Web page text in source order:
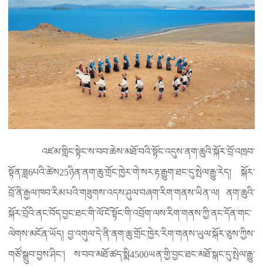
འཛམ་གླིང་སྟེང་ས་བབ་ཆེས་མཐོ་བའི་སྟོང་འདུས་ནག་ཆུའི་སྐོར་བྲོ་འཁྲབ་
སྟོན་ཟླ6པའི་ཚེས25ཉིན་ནག་ཆུ་གྲོང་ཁྱེར་གེ་སར་རྟ་རྒྱུག་ཐང་དུ་སྤེལ་རྒྱུ་རེད། སྐོར་
བྲོ་ནི་རྒྱལ་ཁབ་རིམ་པའི་གཟུགས་འདས་ཤུལ་བཞག་རིག་གནས་ཡིན་ལ། ནག་ཆུའི་
སྐོར་བྲོའི་ནང་བོད་བྱང་ཐང་གི་ལོ་ངོ་སྟོང་གི་འབྲོག་ལས་རིག་གནས་ཀྱི་ནང་དོན་གང་
ལེགས་མངོན་ཡོད། བྱ་འགུལ་དེ་ནི་ནག་ཆུ་གྲོང་ཁྱེར་རིག་གནས་ཡུལ་སྐོར་ཅུས་ཀྱིས་
གཙོ་སྒྲུབ་བྱས་ཤིང་། ས་བབ་མཐོ་ཚད་སྨི4500ཡན་གྱི་བྱང་ཐང་མཐོ་སྒང་དུ་སྤེལ་རྒྱུ་